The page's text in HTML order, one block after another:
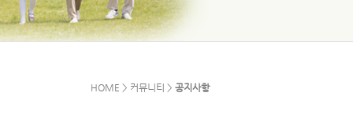
HOME > 커뮤니티 > 공지사항